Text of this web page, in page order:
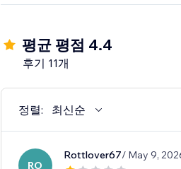
평균 평점 4.4
후기 11개
정렬: 최신순
RO
Rottlover67/ May 9,